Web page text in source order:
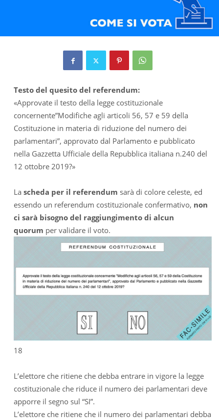
Testo del quesito del referendum:
«Approvate il testo della legge costituzionale
concernente”Modifiche agli articoli 56, 57 e 59 della
Costituzione in materia di riduzione del numero dei
parlamentari”, approvato dal Parlamento e pubblicato
nella Gazzetta Ufficiale della Repubblica italiana n.240 del
12 ottobre 2019?»
La scheda per il referendum sarà di colore celeste, ed
essendo un referendum costituzionale confermativo, non
ci sarà bisogno del raggiungimento di alcun
quorum per validare il voto.
18
L’elettore che ritiene che debba entrare in vigore la legge
costituzionale che riduce il numero dei parlamentari deve
apporre il segno sul “SI”.
L’elettore che ritiene che il numero dei parlamentari debba